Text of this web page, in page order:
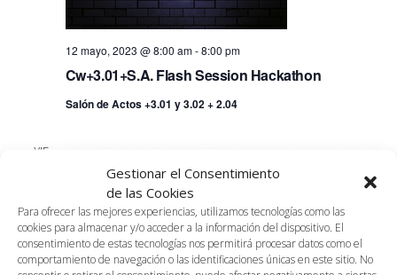
Gestionar el Consentimiento
de las Cookies
Para ofrecer las mejores experiencias, utilizamos tecnologías como las
cookies para almacenar y/o acceder a la información del dispositivo. El
consentimiento de estas tecnologías nos permitirá procesar datos como el
comportamiento de navegación o las identificaciones únicas en este sitio. No
Cw+3.01+S.A. Flash Session Hackathon
12 mayo, 2023 @ 8:00 am-8:00 pm
Salón de Actos +3.01 y 3.02 + 2.04
VIE
12 mayo, 2023 @ 3:00 pm -7:00 pm